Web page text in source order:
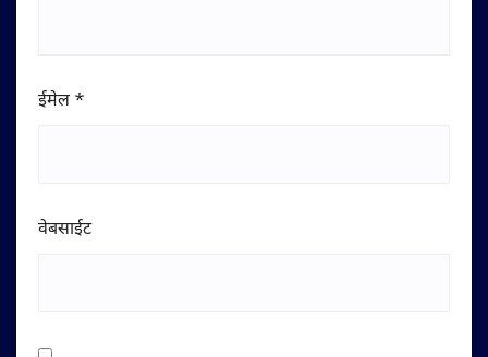
ईमेल *
वेबसाईट